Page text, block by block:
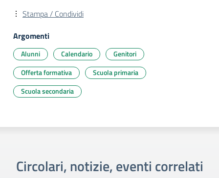
Stampa / Condividi
Argomenti
Alunni Calendario
Genitori
Offerta formativa
Scuola primaria
Scuola secondaria
Circolari, notizie, eventi correlati